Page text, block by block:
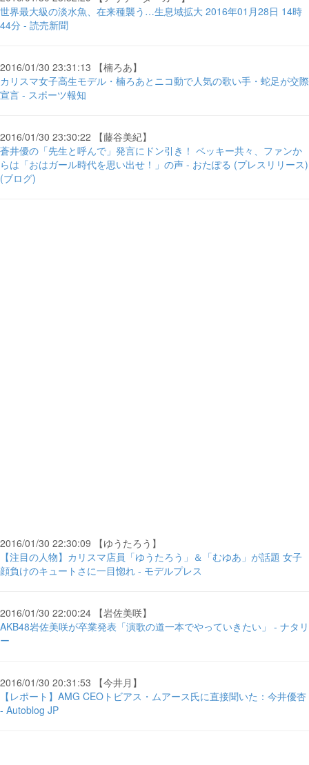
世界最大級の淡水魚、在来種襲う…生息域拡大 2016年01月28日 14時
44分 - 読売新聞
2016/01/30 23:31:13 【楠ろあ】
カリスマ女子高生モデル・楠ろあとニコ動で人気の歌い手・蛇足が交際
宣言 - スポーツ報知
2016/01/30 23:30:22 【藤谷美紀】
蒼井優の「先生と呼んで」発言にドン引き！ ベッキー共々、ファンか
らは「おはガール時代を思い出せ！」の声 - おたぽる (プレスリリース)
(ブログ)
2016/01/30 22:30:09 【ゆうたろう】
【注目の人物】カリスマ店員「ゆうたろう」＆「むゆあ」が話題 女子
顔負けのキュートさに一目惚れ - モデルプレス
2016/01/30 22:00:24 【岩佐美咲】
AKB48岩佐美咲が卒業発表「演歌の道一本でやっていきたい」 - ナタリ
ー
2016/01/30 20:31:53 【今井月】
【レポート】AMG CEOトビアス・ムアース氏に直接聞いた：今井優杏
- Autoblog JP